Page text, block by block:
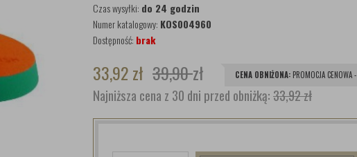
Czas wysyłki: do 24 godzin
Numer katalogowy: KOS004960
Dostępność: brak
33,92zł 39,90zł CENA OBNIŻONA: PROMOCJA CENOWA -
Najniższa cena z 30 dni przed obniżką:33,92 zł